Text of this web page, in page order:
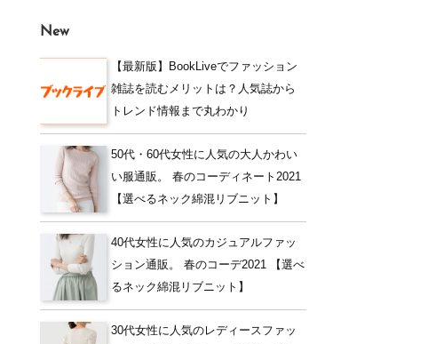
New
【最新版】BookLiveでファッション
雑誌を読むメリットは？人気誌から
トレンド情報まで丸わかり
50代・60代女性に人気の大人かわい
い服通販。 春のコーディネート2021
【選べるネック綿混リブニット】
40代女性に人気のカジュアルファッ
ション通販。 春のコーデ2021 【選べ
るネック綿混リブニット】
30代女性に人気のレディースファッ